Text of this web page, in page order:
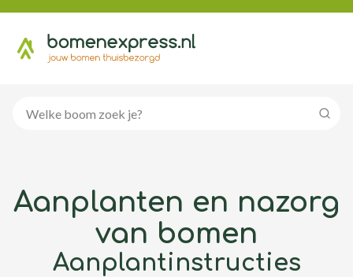
Aanplanten en nazorg
van bomen
Aanplantinstructies